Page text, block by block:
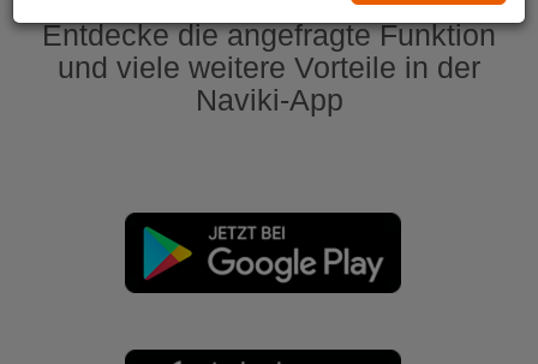
Entdecke die angefragte Funktion
und viele weitere Vorteile in der
Naviki-App